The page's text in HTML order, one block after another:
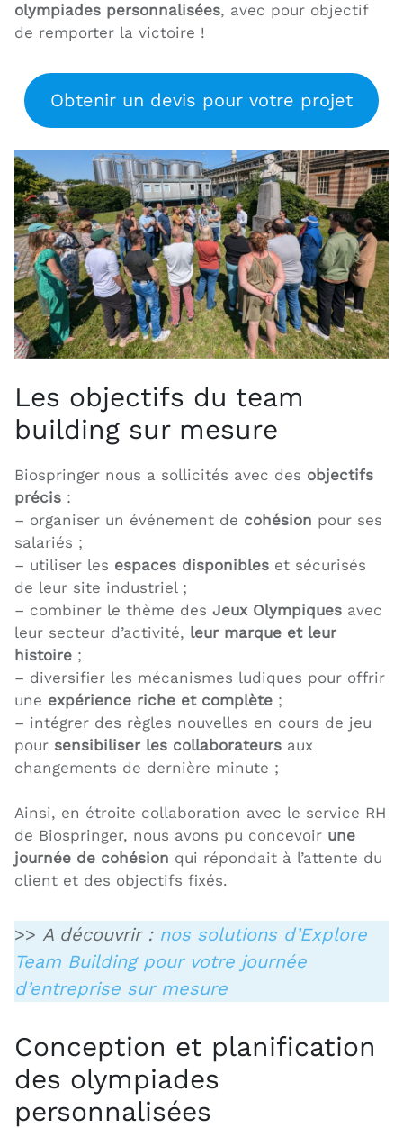
olympiades personnalisées, avec pour objectif
de remporter la victoire !
Obtenir un devis pour votre projet
Les objectifs du team
building sur mesure
Biospringer nous a sollicités avec des objectifs
précis :
– organiser un événement de cohésion pour ses
salariés ;
– utiliser les espaces disponibles et sécurisés
de leur site industriel ;
– combiner le thème des Jeux Olympiques avec
leur secteur d’activité, leur marque et leur
histoire ;
– diversifier les mécanismes ludiques pour offrir
une expérience riche et complète ;
– intégrer des règles nouvelles en cours de jeu
pour sensibiliser les collaborateurs aux
changements de dernière minute ;
Ainsi, en étroite collaboration avec le service RH
de Biospringer, nous avons pu concevoir une
journée de cohésion qui répondait à l’attente du
client et des objectifs fixés.
>> A découvrir : nos solutions d’Explore
Team Building pour votre journée
d’entreprise sur mesure
Conception et planification
des olympiades
personnalisées